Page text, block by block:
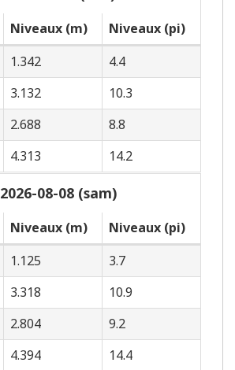
Niveaux (m)
Niveaux (pi)
1.342
4.4
3.132
10.3
2.688
8.8
4.313 14.2
2026-08-08 (sam)
Niveaux (m)
Niveaux (pi)
1.125
3.7
3.318
10.9
2.804
9.2
4.394 14.4